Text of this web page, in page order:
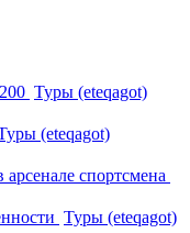
Туры (eteqagot)
(eteqagot)
спортсмена
Туры (eteqagot)